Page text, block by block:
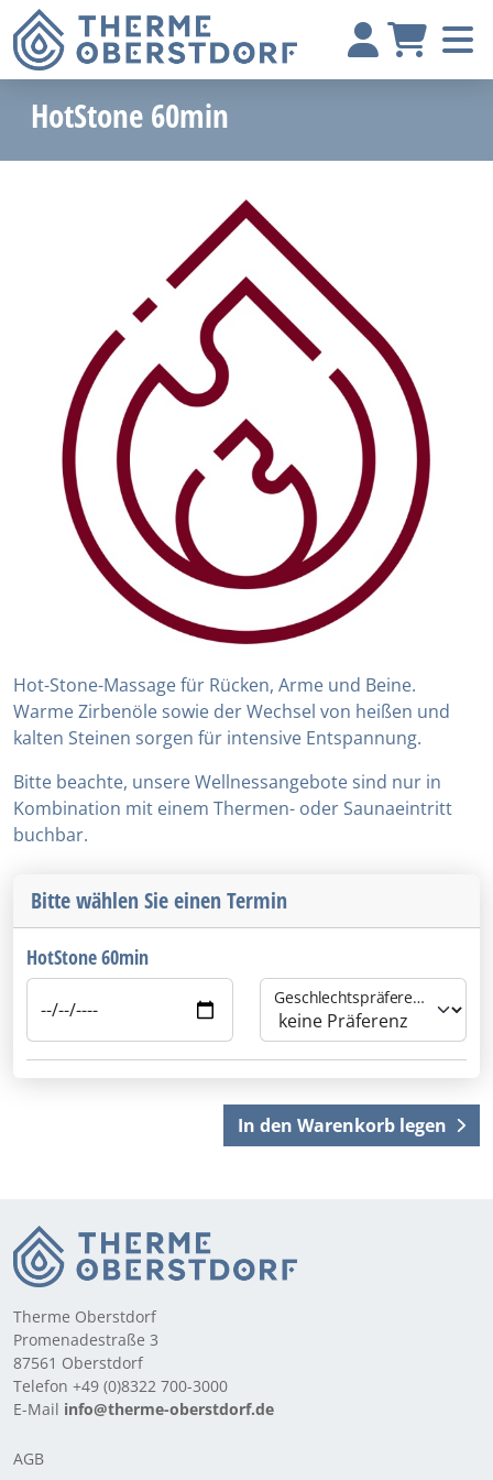
HotStone 60min
Hot-Stone-Massage für Rücken, Arme und Beine.
Warme Zirbenöle sowie der Wechsel von heißen und
kalten Steinen sorgen für intensive Entspannung.
Bitte beachte, unsere Wellnessangebote sind nur in
Kombination mit einem Thermen- oder Saunaeintritt
buchbar.
Bitte wählen Sie einen Termin
HotStone 60min
Geschlechtspräferenz des Personals
In den Warenkorb legen
Therme Oberstdorf
Promenadestraße 3
87561 Oberstdorf
Telefon +49 (0)8322 700-3000
E-Mail info@therme-oberstdorf.de
AGB